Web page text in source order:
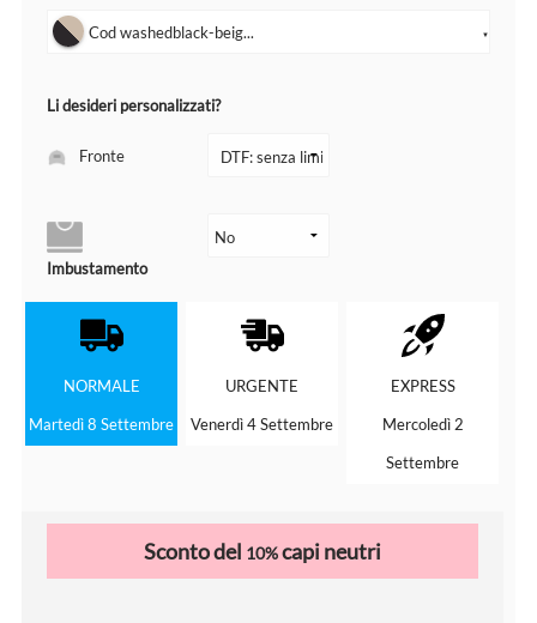
Cod washedblack-beig... ▼
Li desideri personalizzati?
Fronte
Imbustamento
NORMALE
Martedì 8 Settembre
URGENTE
Venerdì 4 Settembre
EXPRESS
Mercoledì 2
Settembre
Sconto del 10%capi neutri